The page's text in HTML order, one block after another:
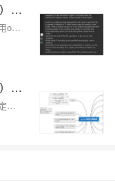
Python接口自动化测试框架（基础篇）-- 不只是txt的文件操作
本文介绍了Python中的文件操作方法，包括使用open()打开文件、close()关闭文件、read()读取内容、readline()读取单行、readlines()读取多行、write()写入内容以及writelines()写入多行的方法。同时，探讨了文件操作模式和编码问题，并扩展了上下文管理器with...as的使用，以及对图片和音频文件操作的思考和练习。
Python接口自动化测试框架（基础篇）-- 函数与内置函数
本文详细介绍了Python中的函数概念，包括自定义函数、参数传递、局部与全局变量，以及内置函数的使用，还扩展了匿名函数、return和yield、exec()、vars()、iter()、map()、zip()、reversed()和sorted()等高级函数和概念。